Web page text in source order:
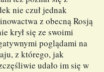
nie czuł jednak
z obecną Rosją
krył się ze swoimi
poglądami na
z którego, jak
udało im się w